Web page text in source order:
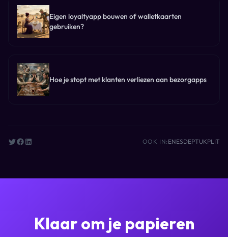
Eigen loyaltyapp bouwen of walletkaarten
gebruiken?
Hoe je stopt met klanten verliezen aan bezorgapps
OOK IN: ENESDEPTUKPLIT
Klaar om je papieren